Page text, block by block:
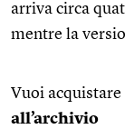
arriva circa
mentre la
Vuoi
all’archivio